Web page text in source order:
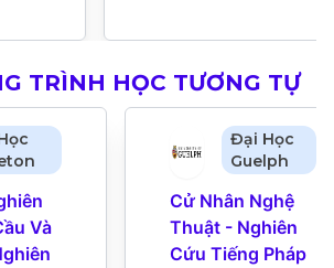
TRÌNH HỌC TƯƠNG TỰ
Và
Đại Học
Guelph
Cử Nhân Nghệ
Thuật - Nghiên
Cứu Tiếng Pháp